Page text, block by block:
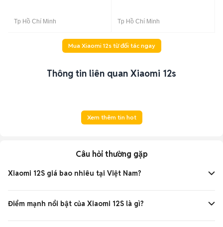
Tp Hồ Chí Minh Tp Hồ Chí Minh
Mua Xiaomi 12s từ đối tác ngay
Thông tin liên quan Xiaomi 12s
Xem thêm tin hot
Câu hỏi thường gặp
Xiaomi 12S giá bao nhiêu tại Việt Nam?
cao nhất khoảng 5 199 NDT (~17,3 triệu đồng).
Điểm mạnh nổi bật của Xiaomi 12S là gì?